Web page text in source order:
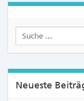
Neueste